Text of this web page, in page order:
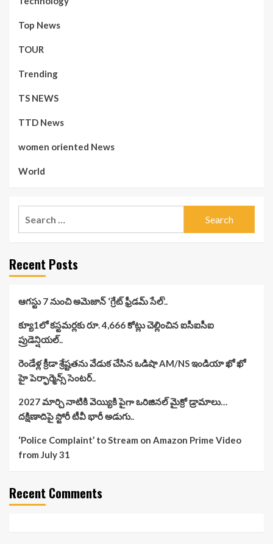
Top News
TOUR
Trending
TS NEWS
TTD News
women oriented News
World
Recent Posts
ఆగస్టు 7 నుంచి అమెజాన్ ‘గ్రేట్ ఫ్రీడమ్ సేల్’..
క్యూ1లో కస్టమర్లకు రూ. 4,666 కోట్లు చెల్లించిన ఐసీఐసీఐ
ప్రుడెన్షియల్..
రెండేళ్ల క్రీడా శ్రేష్టతను వేడుక చేసిన ఒడిషా AM/NS ఇండియా ఖో ఖో
హై పెర్ఫార్మెన్స్ సెంటర్..
2027 మార్చి నాటికి వెయ్యికి పైగా ఒరిజినల్ మైక్రో డ్రామాలు…
దక్షిణాదిపై స్టోరీ టీవీ భారీ అడుగు..
‘Police Complaint’ to Stream on Amazon Prime Video
from July 31
Recent Comments